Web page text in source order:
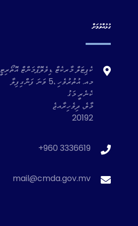
ގުޅުއްވުމަށް
ކެޕިޓަލް މާރކެޓް ޑިވެލޮޕްމަންޓް އޮތޯރިޓީ
މއ. އުތުރުވެހި ،5 ވަނަ ފަންގިފިލާ
ކެނެރީ މަގު
މާލެ، ދިވެހިރާއޖެ
20192
+960 3336619
mail@cmda.gov.mv